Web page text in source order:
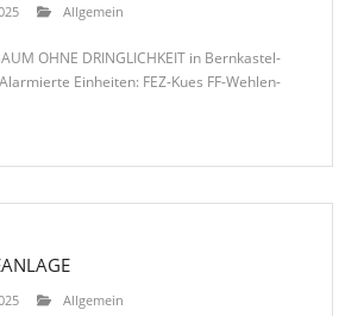
Allgemein
OHNE DRINGLICHKEIT in Bernkastel-
Einheiten: FEZ-Kues FF-Wehlen-
Allgemein